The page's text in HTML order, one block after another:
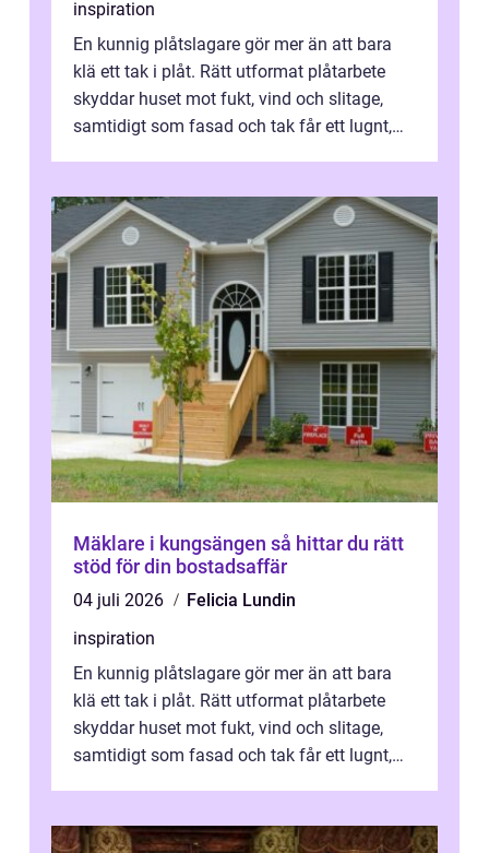
inspiration
En kunnig plåtslagare gör mer än att bara
klä ett tak i plåt. Rätt utformat plåtarbete
skyddar huset mot fukt, vind och slitage,
samtidigt som fasad och tak får ett lugnt,
Mäklare i kungsängen så hittar du rätt
stöd för din bostadsaffär
04 juli 2026
Felicia Lundin
inspiration
En kunnig plåtslagare gör mer än att bara
klä ett tak i plåt. Rätt utformat plåtarbete
skyddar huset mot fukt, vind och slitage,
samtidigt som fasad och tak får ett lugnt,